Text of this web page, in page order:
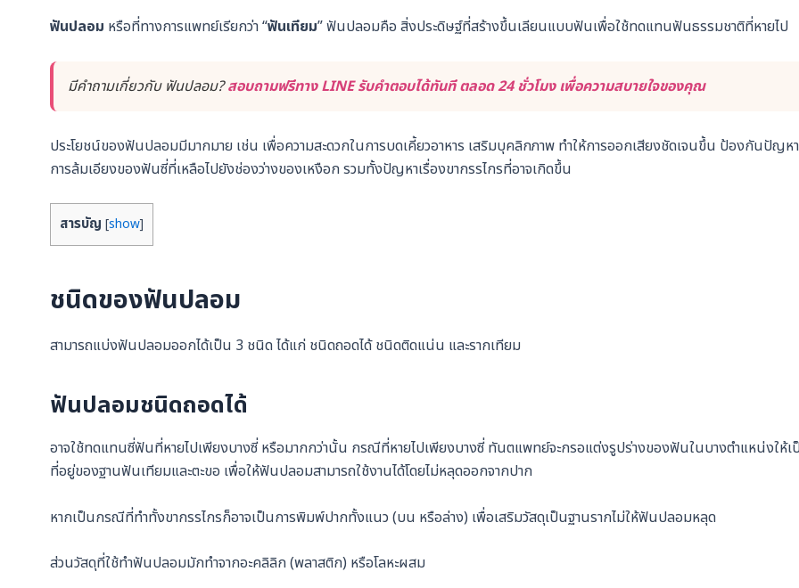
ฟันปลอม หรือที่ทางการแพทย์เรียกว่า “ฟันเทียม” ฟันปลอมคือ สิ่งประดิษฐ์ที่สร้างขึ้นเลียนแบบฟันเพื่อใช้ทดแทนฟันธรรมชาติที่หายไป
มีคำถามเกี่ยวกับ ฟันปลอม?สอบถามฟรีทาง LINE รับคำตอบได้ทันที ตลอด 24 ชั่วโมง เพื่อความสบายใจของคุณ
ประโยชน์ของฟันปลอมมีมากมาย เช่น เพื่อความสะดวกในการบดเคี้ยวอาหาร เสริมบุคลิกภาพ ทำให้การออกเสียงชัดเจนขึ้น ป้องกันปัญหา
การล้มเอียงของฟันซี่ที่เหลือไปยังช่องว่างของเหงือก รวมทั้งปัญหาเรื่องขากรรไกรที่อาจเกิดขึ้น
สารบัญ [show]
ชนิดของฟันปลอม
สามารถแบ่งฟันปลอมออกได้เป็น 3 ชนิด ได้แก่ ชนิดถอดได้ ชนิดติดแน่น และรากเทียม
ฟันปลอมชนิดถอดได้
อาจใช้ทดแทนซี่ฟันที่หายไปเพียงบางซี่ หรือมากกว่านั้น กรณีที่หายไปเพียงบางซี่ ทันตแพทย์จะกรอแต่งรูปร่างของฟันในบางตำแหน่งให้เ
ที่อยู่ของฐานฟันเทียมและตะขอ เพื่อให้ฟันปลอมสามารถใช้งานได้โดยไม่หลุดออกจากปาก
หากเป็นกรณีที่ทำทั้งขากรรไกรก็อาจเป็นการพิมพ์ปากทั้งแนว (บน หรือล่าง) เพื่อเสริมวัสดุเป็นฐานรากไม่ให้ฟันปลอมหลุด
ส่วนวัสดุที่ใช้ทำฟันปลอมมักทำจากอะคลิลิก (พลาสติก) หรือโลหะผสม